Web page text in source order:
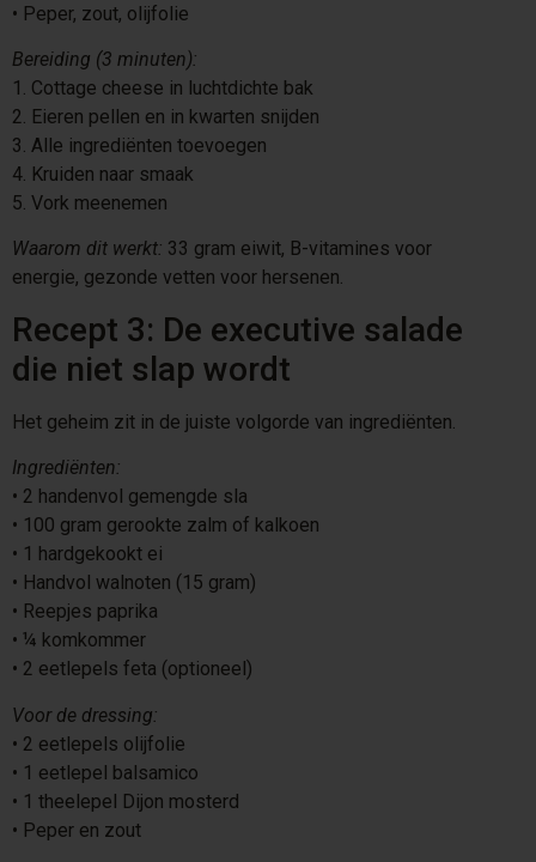
•⁠ ⁠Peper, zout, olijfolie
Bereiding (3 minuten):
1.⁠ ⁠Cottage cheese in luchtdichte bak
2.⁠ ⁠Eieren pellen en in kwarten snijden
3.⁠ ⁠Alle ingrediënten toevoegen
4.⁠ ⁠Kruiden naar smaak
5.⁠ ⁠Vork meenemen
Waarom dit werkt: 33 gram eiwit, B-vitamines voor
energie, gezonde vetten voor hersenen.
Recept 3: De executive salade
die niet slap wordt
Het geheim zit in de juiste volgorde van ingrediënten.
Ingrediënten:
•⁠ ⁠2 handenvol gemengde sla
•⁠ ⁠100 gram gerookte zalm of kalkoen
•⁠ ⁠1 hardgekookt ei
•⁠ ⁠Handvol walnoten (15 gram)
•⁠ ⁠Reepjes paprika
•⁠ ⁠¼ komkommer
•⁠ ⁠2 eetlepels feta (optioneel)
Voor de dressing:
•⁠ ⁠2 eetlepels olijfolie
•⁠ ⁠1 eetlepel balsamico
•⁠ ⁠1 theelepel Dijon mosterd
•⁠ ⁠Peper en zout